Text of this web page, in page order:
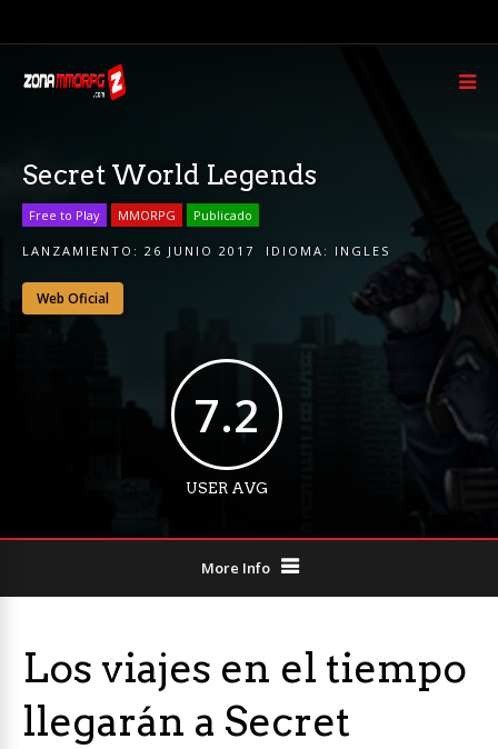
Secret World Legends
Free to Play MMORPG Publicado
LANZAMIENTO: 26 JUNIO 2017 IDIOMA: INGLES
Web Oficial
7.2
USER AVG
More Info
Los viajes en el tiempo
llegarán a Secret